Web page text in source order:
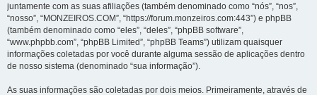
juntamente com as suas afiliações (também denominado como “nós”, “nos”,
“nosso”, “MONZEIROS.COM”, “https://forum.monzeiros.com:443”) e phpBB
(também denominado como “eles”, “deles”, “phpBB software”,
“www.phpbb.com”, “phpBB Limited”, “phpBB Teams”) utilizam quaisquer
informações coletadas por você durante alguma sessão de aplicações dentro
de nosso sistema (denominado “sua informação”).
As suas informações são coletadas por dois meios. Primeiramente, através de